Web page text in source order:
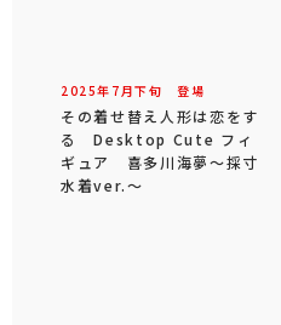
2025年 7 月下旬 登場
その着せ替え人形は恋をす
る Desktop Cute フィ
ギュア 喜多川海夢～採寸
水着ver.～